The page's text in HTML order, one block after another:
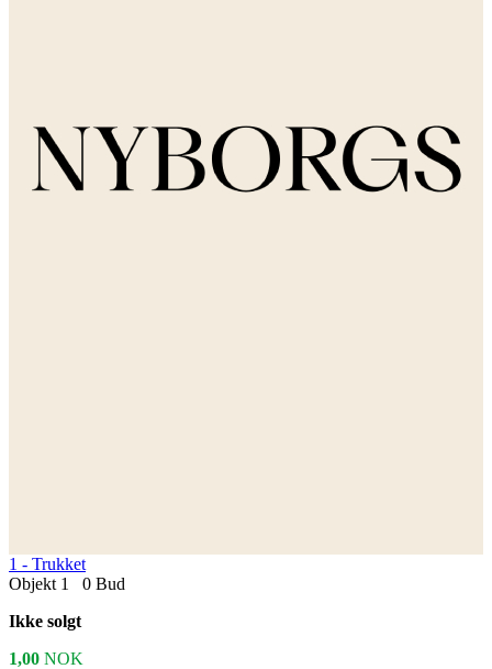
1 - Trukket
Objekt 1
0 Bud
Ikke solgt
1,00 NOK